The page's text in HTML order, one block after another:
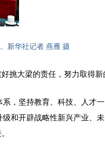
新华社记者 燕雁 摄
挑大梁的责任，努力取得新
，坚持教育、科技、人才
和开辟战略性新兴产业、未